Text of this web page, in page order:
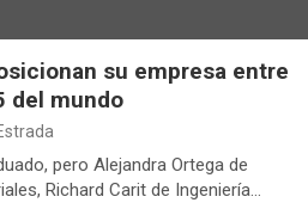
su empresa entre
del mundo
pero Alejandra Ortega de
Richard Carit de Ingeniería…